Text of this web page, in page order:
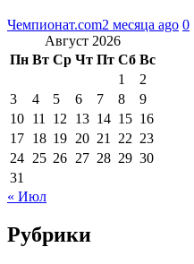
Чемпионат.com2 месяца ago 0
Август 2026
Пн Вт Ср Чт Пт Сб Вс
1
2
3
4 5 6 7 8
9
10 11 12 13 14 15 16
17 18 19 20 21 22 23
24 25 26 27 28 29 30
31
« Июл
Рубрики